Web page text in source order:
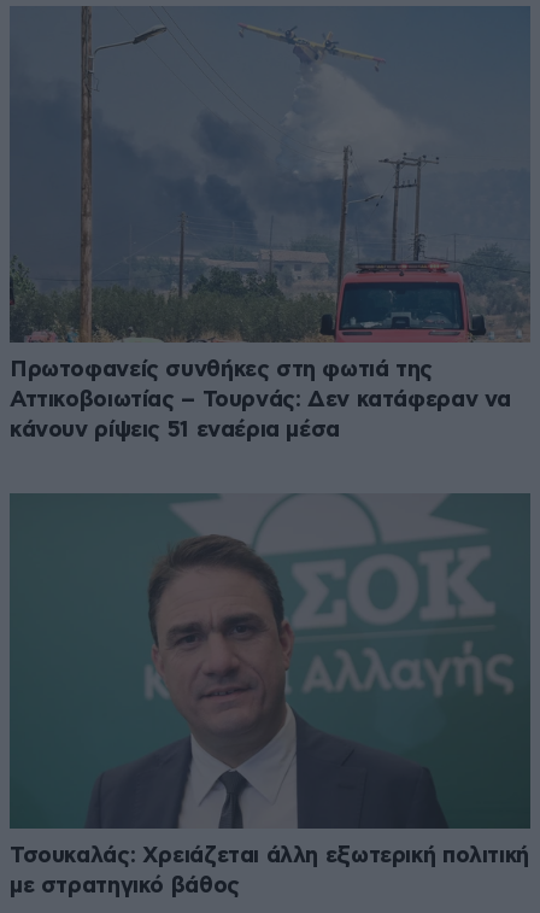
Πρωτοφανείς συνθήκες στη φωτιά της
Αττικοβοιωτίας – Τουρνάς: Δεν κατάφεραν να
κάνουν ρίψεις 51 εναέρια μέσα
Τσουκαλάς: Xρειάζεται άλλη εξωτερική πολιτική
με στρατηγικό βάθος